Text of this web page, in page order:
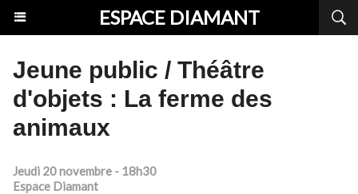
ESPACE DIAMANT
Jeune public / Théâtre
d'objets : La ferme des
animaux
Jeudi 20 novembre - 18h30
Espace Diamant